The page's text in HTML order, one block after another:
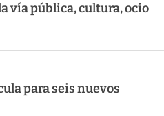
vía pública, cultura, ocio
para seis nuevos